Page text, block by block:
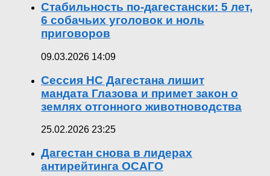
Стабильность по-дагестански: 5 лет,
6 собачьих уголовок и ноль
приговоров
09.03.2026 14:09
Сессия НС Дагестана лишит
мандата Глазова и примет закон о
землях отгонного животноводства
25.02.2026 23:25
Дагестан снова в лидерах
антирейтинга ОСАГО